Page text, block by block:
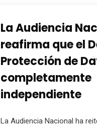
La Audiencia
reafirma que el
Protección de
completamente
independiente
La Audiencia Nacional ha